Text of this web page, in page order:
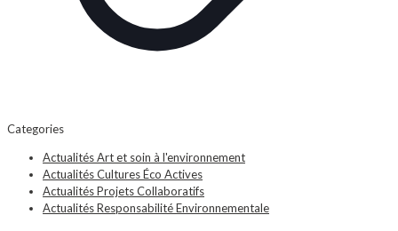
Categories
Actualités Art et soin à l'environnement
Actualités Cultures Éco Actives
Actualités Projets Collaboratifs
Actualités Responsabilité Environnementale